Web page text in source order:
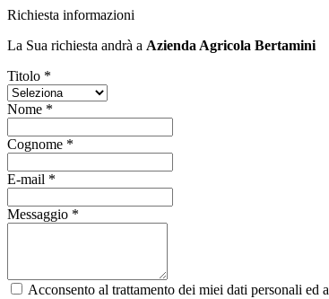
Richiesta informazioni
La Sua richiesta andrà a Azienda Agricola Bertamini
Titolo *
Nome *
Cognome *
E-mail *
Messaggio *
Acconsento al trattamento dei miei dati personali